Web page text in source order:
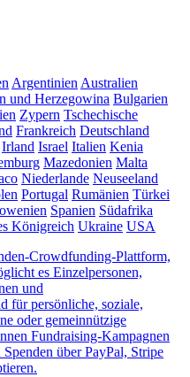
Argentinien Australien
und Herzegowina Bulgarien
Zypern Tschechische
Frankreich Deutschland
Irland Israel Italien Kenia
Mazedonien Malta
Niederlande Neuseeland
Portugal Rumänien Türkei
Spanien Südafrika
Königreich Ukraine USA
Crowdfunding-Plattform,
es Einzelpersonen,
und
für persönliche, soziale,
oder gemeinnützige
Fundraising-Kampagnen
über PayPal, Stripe